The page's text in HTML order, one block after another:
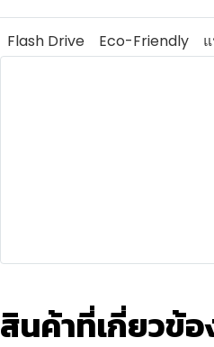
Flash Drive Eco-Friendly
สินค้าที่เกี่ยวข้อ